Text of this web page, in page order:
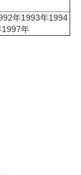
年1993年1994
年